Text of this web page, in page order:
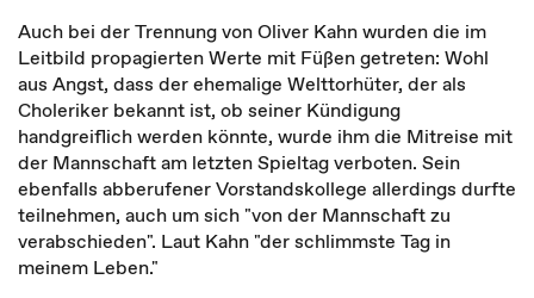
Auch bei der Trennung von Oliver Kahn wurden die im
Leitbild propagierten Werte mit Füßen getreten: Wohl
aus Angst, dass der ehemalige Welttorhüter, der als
Choleriker bekannt ist, ob seiner Kündigung
handgreiflich werden könnte, wurde ihm die Mitreise mit
der Mannschaft am letzten Spieltag verboten. Sein
ebenfalls abberufener Vorstandskollege allerdings durfte
teilnehmen, auch um sich "von der Mannschaft zu
verabschieden". Laut Kahn "der schlimmste Tag in
meinem Leben."